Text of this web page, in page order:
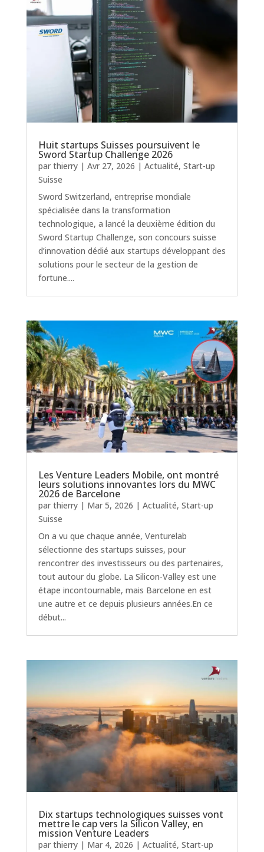
Huit startups Suisses poursuivent le
Sword Startup Challenge 2026
par thierry| Avr 27, 2026 | Actualité, Start-up
Suisse
Sword Switzerland, entreprise mondiale
spécialisée dans la transformation
technologique, a lancé la deuxième édition du
Sword Startup Challenge, son concours suisse
d’innovation dédié aux startups développant des
solutions pour le secteur de la gestion de
fortune....
Les Venture Leaders Mobile, ont montré
leurs solutions innovantes lors du MWC
2026 de Barcelone
par thierry| Mar 5, 2026 | Actualité, Start-up
Suisse
On a vu que chaque année, Venturelab
sélectionne des startups suisses, pour
rencontrer des investisseurs ou des partenaires,
tout autour du globe. La Silicon-Valley est une
étape incontournable, mais Barcelone en est
une autre et ce depuis plusieurs années.En ce
début...
Dix startups technologiques suisses vont
mettre le cap vers la Silicon Valley, en
mission Venture Leaders
par thierry| Mar 4, 2026 | Actualité, Start-up